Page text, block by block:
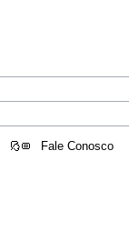
Fale Conosco